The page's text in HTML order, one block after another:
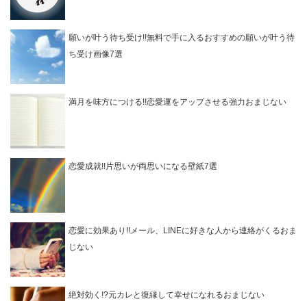
願いが叶う待ち受け!!無料で手に入るおすすめの願いが叶う待
ち受け画像7選
満月を味方につける!!恋愛運をアップさせる強力おまじない
恋愛成就!!片思いが両思いになる壁紙7選
恋愛に効果あり!!メール、LINEに好きな人から連絡がくるおま
じない
絶対効く!?元カレと復縁して幸せになれるおまじない